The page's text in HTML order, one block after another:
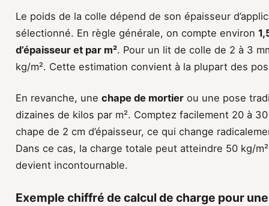
Le poids de la colle dépend de son épaisseur
sélectionné. En règle générale, on compte environ
d’épaisseur et par m². Pour un lit de colle de 2 à 3
kg/m². Cette estimation convient à la plupart des
En revanche, une chape de mortier ou une pose
dizaines de kilos par m². Comptez facilement 20 à
chape de 2 cm d’épaisseur, ce qui change
Dans ce cas, la charge totale peut atteindre 50 kg/
devient incontournable.
Exemple chiffré de calcul de charge pour